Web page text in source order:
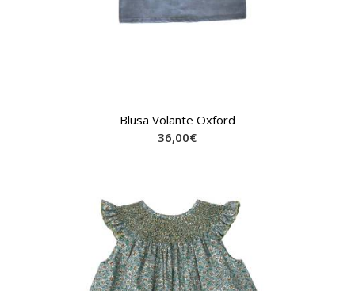
Blusa Volante Oxford
36,00€